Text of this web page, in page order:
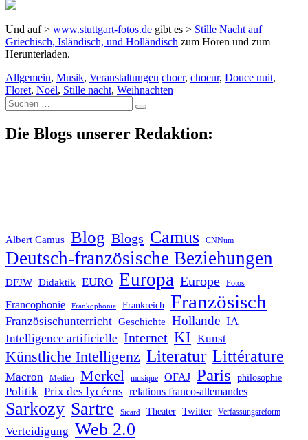
Und auf > www.stuttgart-fotos.de gibt es > Stille Nacht auf
Griechisch, Isländisch, und Holländisch zum Hören und zum
Herunterladen.
Allgemein, Musik, Veranstaltungen choer, choeur, Douce nuit,
Floret, Noël, Stille nacht, Weihnachten
Suche
nach:
Die Blogs unserer Redaktion:
Albert Camus Blog Blogs Camus CNNum
Deutsch-französische Beziehungen
DFJW Didaktik EURO Europa Europe Fotos
Francophonie Frankophonie Frankreich Französisch
Französischunterricht Geschichte Hollande IA
Intelligence artificielle Internet KI Kunst
Künstliche Intelligenz Literatur Littérature
Macron Medien Merkel musique OFAJ Paris philosophie
Politik Prix des lycéens relations franco-allemandes
Sarkozy Sartre Sicard Theater Twitter Verfassungsreform
Verteidigung Web 2.0